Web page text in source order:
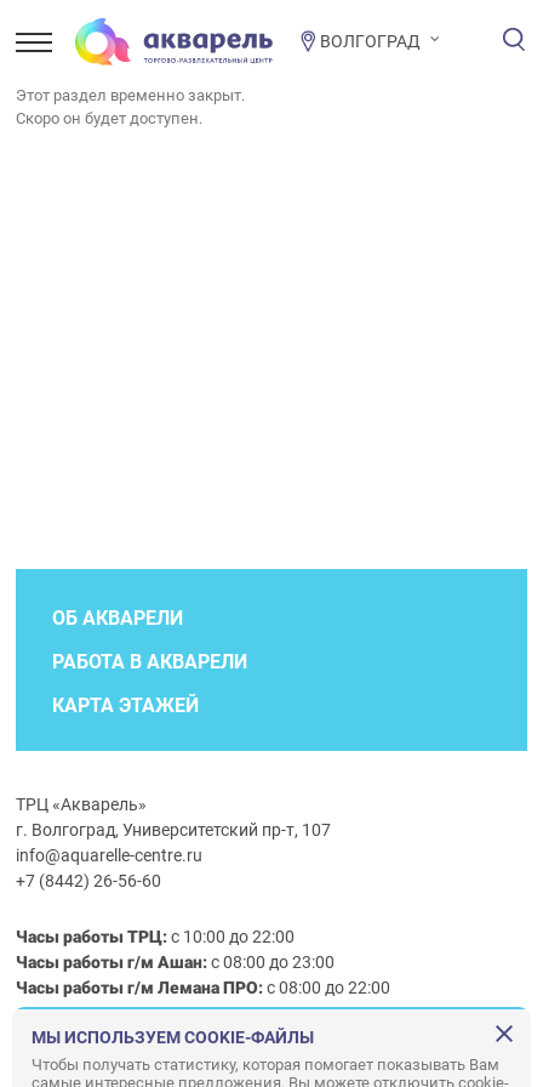
ВОЛГОГРАД
Этот раздел временно закрыт.
Скоро он будет доступен.
ОБ АКВАРЕЛИ
РАБОТА В АКВАРЕЛИ
КАРТА ЭТАЖЕЙ
ТРЦ «Акварель»
г. Волгоград, Университетский пр-т, 107
info@aquarelle-centre.ru
+7 (8442) 26-56-60
Часы работы ТРЦ:с 10:00 до 22:00
Часы работы г/м Ашан:с 08:00 до 23:00
Часы работыг/мЛемана ПРО:с 08:00 до 22:00
Правила посещения ТРЦ «Акварель»
МЫ ИСПОЛЬЗУЕМ COOKIE-ФАЙЛЫ
Чтобы получать статистику, которая помогает показывать Вам
самые интересные предложения. Вы можете отключить cookie-